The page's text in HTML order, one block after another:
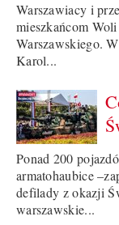
Warszawiacy i
mieszkańcom
Warszawskiego.
Karol...
Ponad 200
armatohaubice
defilady z okazji
warszawskie...